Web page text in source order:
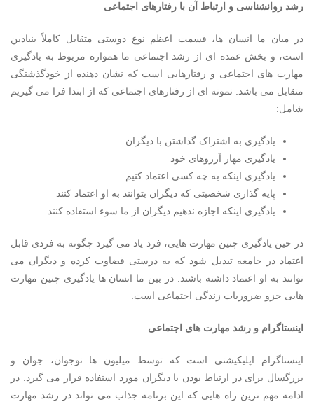
رشد روانشناسی و ارتباط آن با رفتارهای اجتماعی
در میان ما انسان ها، قسمت اعظم نوع دوستی متقابل کاملاً بنیادین
است، و بخش عمده ای از رشد اجتماعی ما همواره مربوط به یادگیری
مهارت های اجتماعی و رفتارهایی است که نشان دهنده از خودگذشتگی
متقابل می باشد. نمونه ای از رفتارهای اجتماعی که از ابتدا فرا می گیریم
شامل:
یادگیری به اشتراک گذاشتن با دیگران
یادگیری مهار آرزوهای خود
یادگیری اینکه به چه کسی اعتماد کنیم
پایه گذاری شخصیتی که دیگران بتوانند به او اعتماد کنند
یادگیری اینکه اجازه ندهیم دیگران از ما سوء استفاده کنند
در حین یادگیری چنین مهارت هایی، فرد یاد می گیرد چگونه به فردی قابل
اعتماد در جامعه تبدیل شود که به درستی قضاوت کرده و دیگران می
توانند به او اعتماد داشته باشند. در بین ما انسان ها یادگیری چنین مهارت
هایی جزو ضروریات زندگی اجتماعی است.
اینستاگرام و رشد مهارت های اجتماعی
اینستاگرام اپلیکیشنی است که توسط میلیون ها نوجوان، جوان و
بزرگسال برای در ارتباط بودن با دیگران مورد استفاده قرار می گیرد. در
ادامه مهم ترین راه هایی که این برنامه جذاب می تواند در رشد مهارت